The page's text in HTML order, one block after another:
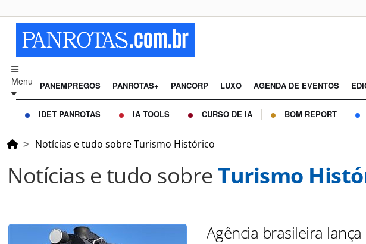
Menu PANEMPREGOS PANROTAS+ PANCORP LUXO AGENDA DE EVENTOS
IDET PANROTAS IA TOOLS CURSO DE IA BOM REPORT
Notícias e tudo sobre Turismo Histórico
Notícias e tudo sobreTurismo
Agência brasileira